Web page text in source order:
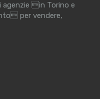
agenzie in Torino e
per vendere,